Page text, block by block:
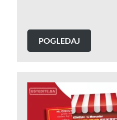
POGLEDAJ